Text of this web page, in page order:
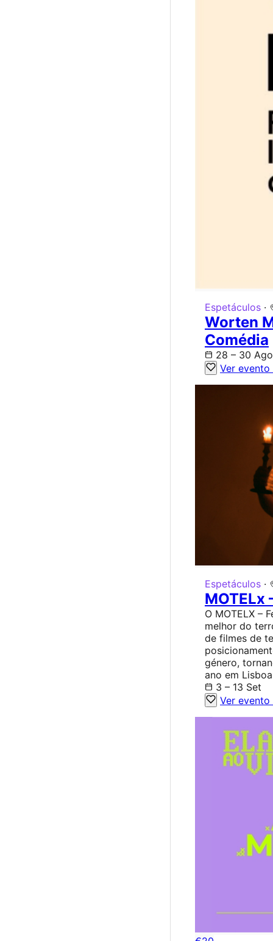
Espetáculos ·
Worten
Comédia
28 – 30 Ago
Ver
Espetáculos ·
MOTELx
O MOTELX –
melhor do
de filmes de
género,
ano em
3 – 13 Set
Ver